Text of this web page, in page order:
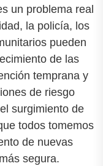
un problema real
la policía, los
pueden
de las
temprana y
de riesgo
surgimiento de
todos tomemos
de nuevas
segura.